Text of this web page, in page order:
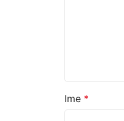
Ime *